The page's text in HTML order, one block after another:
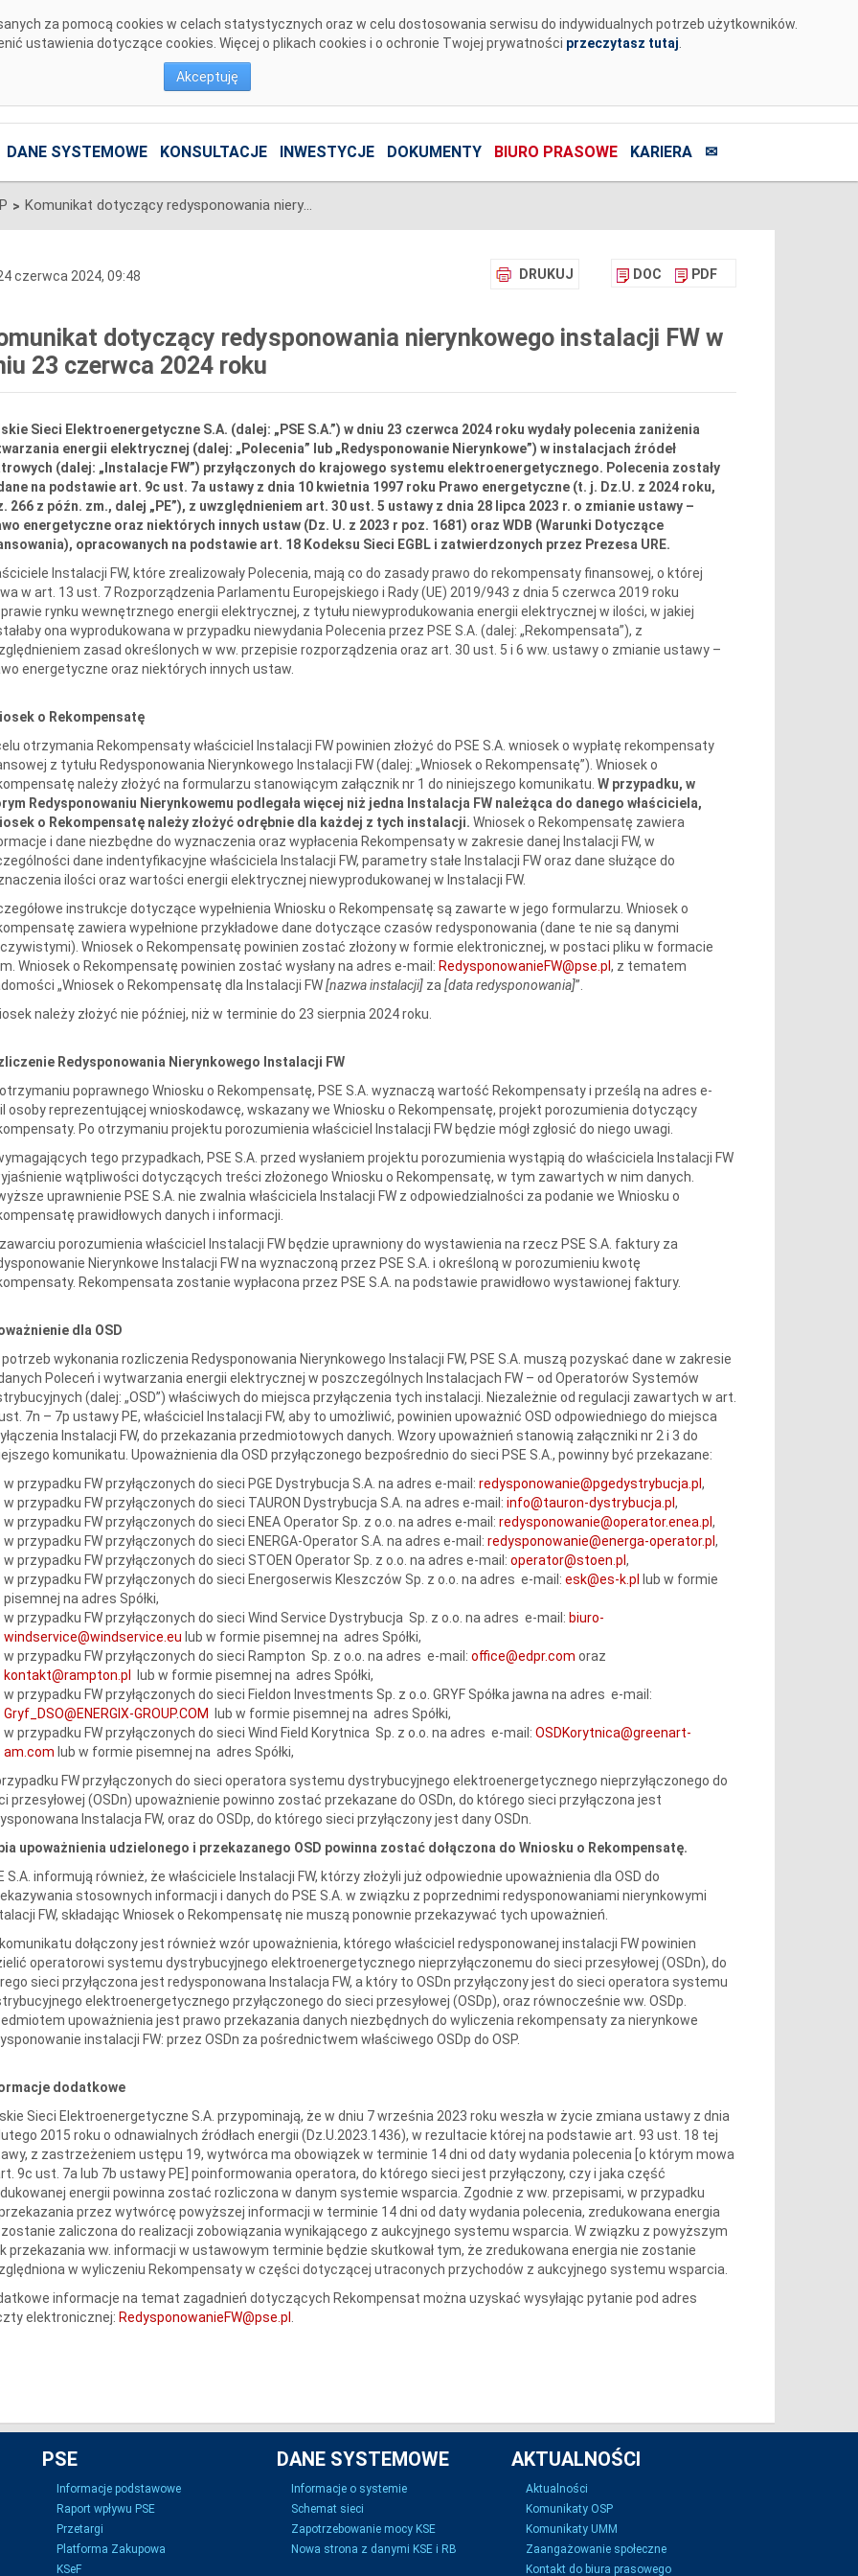
za pomocą cookies w celach statystycznych oraz w celu dostosowania serwisu do indywidualnych potrzeb użytkowników.
ustawienia dotyczące cookies. Więcej o plikach cookies i o ochronie Twojej prywatności przeczytasz tutaj
Akceptuję
DANE SYSTEMOWE KONSULTACJE INWESTYCJE DOKUMENTY BIURO PRASOWE KARIERA ✉
> Komunikat dotyczący redysponowania nierynkowego instalacji FW w dniu 23 czerwca 2024 roku
DRUKUJ DOC PDF
czerwca 2024, 09:48
dotyczący redysponowania nierynkowego instalacji FW w
23 czerwca 2024 roku
Sieci Elektroenergetyczne S.A. (dalej: „PSE S.A.”) w dniu 23 czerwca 2024 roku wydały polecenia zaniżenia
energii elektrycznej (dalej: „Polecenia” lub „Redysponowanie Nierynkowe”) w instalacjach źródeł
(dalej: „Instalacje FW”) przyłączonych do krajowego systemu elektroenergetycznego. Polecenia zostały
na podstawie art. 9c ust. 7a ustawy z dnia 10 kwietnia 1997 roku Prawo energetyczne (t. j. Dz.U. z 2024 roku,
266 z późn. zm., dalej „PE”), z uwzględnieniem art. 30 ust. 5 ustawy z dnia 28 lipca 2023 r. o zmianie ustawy –
energetyczne oraz niektórych innych ustaw (Dz. U. z 2023 r poz. 1681) oraz WDB (Warunki Dotyczące
opracowanych na podstawie art. 18 Kodeksu Sieci EGBL i zatwierdzonych przez Prezesa URE.
Instalacji FW, które zrealizowały Polecenia, mają co do zasady prawo do rekompensaty finansowej, o której
w art. 13 ust. 7 Rozporządzenia Parlamentu Europejskiego i Rady (UE) 2019/943 z dnia 5 czerwca 2019 roku
rynku wewnętrznego energii elektrycznej, z tytułu niewyprodukowania energii elektrycznej w ilości, w jakiej
ona wyprodukowana w przypadku niewydania Polecenia przez PSE S.A. (dalej: „Rekompensata”), z
zasad określonych w ww. przepisie rozporządzenia oraz art. 30 ust. 5 i 6 ww. ustawy o zmianie ustawy –
energetyczne oraz niektórych innych ustaw.
o Rekompensatę
otrzymania Rekompensaty właściciel Instalacji FW powinien złożyć do PSE S.A. wniosek o wypłatę rekompensaty
z tytułu Redysponowania Nierynkowego Instalacji FW (dalej: „Wniosek o Rekompensatę”). Wniosek o
należy złożyć na formularzu stanowiącym załącznik nr 1 do niniejszego komunikatu. W przypadku, w
Redysponowaniu Nierynkowemu podlegała więcej niż jedna Instalacja FW należąca do danego właściciela,
o Rekompensatę należy złożyć odrębnie dla każdej z tych instalacji. Wniosek o Rekompensatę zawiera
i dane niezbędne do wyznaczenia oraz wypłacenia Rekompensaty w zakresie danej Instalacji FW, w
dane indentyfikacyjne właściciela Instalacji FW, parametry stałe Instalacji FW oraz dane służące do
ilości oraz wartości energii elektrycznej niewyprodukowanej w Instalacji FW.
instrukcje dotyczące wypełnienia Wniosku o Rekompensatę są zawarte w jego formularzu. Wniosek o
zawiera wypełnione przykładowe dane dotyczące czasów redysponowania (dane te nie są danymi
Wniosek o Rekompensatę powinien zostać złożony w formie elektronicznej, w postaci pliku w formacie
Wniosek o Rekompensatę powinien zostać wysłany na adres e-mail: RedysponowanieFW@pse.pl , z tematem
„Wniosek o Rekompensatę dla Instalacji FW[nazwa instalacji]za [data redysponowania]”.
należy złożyć nie później, niż w terminie do 23 sierpnia 2024 roku.
Redysponowania Nierynkowego Instalacji FW
poprawnego Wniosku o Rekompensatę, PSE S.A. wyznaczą wartość Rekompensaty i prześlą na adres e-
osoby reprezentującej wnioskodawcę, wskazany we Wniosku o Rekompensatę, projekt porozumienia dotyczący
Po otrzymaniu projektu porozumienia właściciel Instalacji FW będzie mógł zgłosić do niego uwagi.
tego przypadkach, PSE S.A. przed wysłaniem projektu porozumienia wystąpią do właściciela Instalacji FW
wątpliwości dotyczących treści złożonego Wniosku o Rekompensatę, w tym zawartych w nim danych.
uprawnienie PSE S.A. nie zwalnia właściciela Instalacji FW z odpowiedzialności za podanie we Wniosku o
prawidłowych danych i informacji.
porozumienia właściciel Instalacji FW będzie uprawniony do wystawienia na rzecz PSE S.A. faktury za
Nierynkowe Instalacji FW na wyznaczoną przez PSE S.A. i określoną w porozumieniu kwotę
Rekompensata zostanie wypłacona przez PSE S.A. na podstawie prawidłowo wystawionej faktury.
dla OSD
potrzeb wykonania rozliczenia Redysponowania Nierynkowego Instalacji FW, PSE S.A. muszą pozyskać dane w zakresie
Poleceń i wytwarzania energii elektrycznej w poszczególnych Instalacjach FW – od Operatorów Systemów
(dalej: „OSD”) właściwych do miejsca przyłączenia tych instalacji. Niezależnie od regulacji zawartych w art.
7n – 7p ustawy PE, właściciel Instalacji FW, aby to umożliwić, powinien upoważnić OSD odpowiedniego do miejsca
Instalacji FW, do przekazania przedmiotowych danych. Wzory upoważnień stanowią załączniki nr 2 i 3 do
komunikatu. Upoważnienia dla OSD przyłączonego bezpośrednio do sieci PSE S.A., powinny być przekazane:
w przypadku FW przyłączonych do sieci PGE Dystrybucja S.A. na adres e-mail: redysponowanie@pgedystrybucja.pl ,
w przypadku FW przyłączonych do sieci TAURON Dystrybucja S.A. na adres e-mail: info@tauron-dystrybucja.pl ,
w przypadku FW przyłączonych do sieci ENEA Operator Sp. z o.o. na adres e-mail: redysponowanie@operator.enea.pl ,
w przypadku FW przyłączonych do sieci ENERGA-Operator S.A. na adres e-mail: redysponowanie@energa-operator.pl ,
w przypadku FW przyłączonych do sieci STOEN Operator Sp. z o.o. na adres e-mail: operator@stoen.pl ,
w przypadku FW przyłączonych do sieci Energoserwis Kleszczów Sp. z o.o. na adres e-mail: esk@es-k.pl
lub w formie
pisemnej na adres Spółki,
w przypadku FW przyłączonych do sieci Wind Service Dystrybucja Sp. z o.o. na adres e-mail: biuro-
windservice@windservice.eu lub w formie pisemnej na adres Spółki,
w przypadku FW przyłączonych do sieci Rampton Sp. z o.o. na adres e-mail: office@edpr.com oraz
kontakt@rampton.pl
lub w formie pisemnej na adres Spółki,
w przypadku FW przyłączonych do sieci Fieldon Investments Sp. z o.o. GRYF Spółka jawna na adres e-mail:
Gryf_DSO@ENERGIX-GROUP.COM
lub w formie pisemnej na adres Spółki,
w przypadku FW przyłączonych do sieci Wind Field Korytnica Sp. z o.o. na adres e-mail: OSDKorytnica@greenart-
am.com lub w formie pisemnej na adres Spółki,
FW przyłączonych do sieci operatora systemu dystrybucyjnego elektroenergetycznego nieprzyłączonego do
przesyłowej (OSDn) upoważnienie powinno zostać przekazane do OSDn, do którego sieci przyłączona jest
Instalacja FW, oraz do OSDp, do którego sieci przyłączony jest dany OSDn.
upoważnienia udzielonego i przekazanego OSD powinna zostać dołączona do Wniosku o Rekompensatę.
S.A. informują również, że właściciele Instalacji FW, którzy złożyli już odpowiednie upoważnienia dla OSD do
stosownych informacji i danych do PSE S.A. w związku z poprzednimi redysponowaniami nierynkowymi
FW, składając Wniosek o Rekompensatę nie muszą ponownie przekazywać tych upoważnień.
komunikatu dołączony jest również wzór upoważnienia, którego właściciel redysponowanej instalacji FW powinien
operatorowi systemu dystrybucyjnego elektroenergetycznego nieprzyłączonemu do sieci przesyłowej (OSDn), do
sieci przyłączona jest redysponowana Instalacja FW, a który to OSDn przyłączony jest do sieci operatora systemu
elektroenergetycznego przyłączonego do sieci przesyłowej (OSDp), oraz równocześnie ww. OSDp.
upoważnienia jest prawo przekazania danych niezbędnych do wyliczenia rekompensaty za nierynkowe
instalacji FW: przez OSDn za pośrednictwem właściwego OSDp do OSP.
dodatkowe
Sieci Elektroenergetyczne S.A. przypominają, że w dniu 7 września 2023 roku weszła w życie zmiana ustawy z dnia
2015 roku o odnawialnych źródłach energii (Dz.U.2023.1436), w rezultacie której na podstawie art. 93 ust. 18 tej
z zastrzeżeniem ustępu 19, wytwórca ma obowiązek w terminie 14 dni od daty wydania polecenia [o którym mowa
9c ust. 7a lub 7b ustawy PE] poinformowania operatora, do którego sieci jest przyłączony, czy i jaka część
energii powinna zostać rozliczona w danym systemie wsparcia. Zgodnie z ww. przepisami, w przypadku
przez wytwórcę powyższej informacji w terminie 14 dni od daty wydania polecenia, zredukowana energia
zaliczona do realizacji zobowiązania wynikającego z aukcyjnego systemu wsparcia. W związku z powyższym
przekazania ww. informacji w ustawowym terminie będzie skutkował tym, że zredukowana energia nie zostanie
w wyliczeniu Rekompensaty w części dotyczącej utraconych przychodów z aukcyjnego systemu wsparcia.
informacje na temat zagadnień dotyczących Rekompensat można uzyskać wysyłając pytanie pod adres
elektronicznej: RedysponowanieFW@pse.pl
PSE
Informacje podstawowe
Raport wpływu PSE
Przetargi
Platforma Zakupowa
KSeF
DANE SYSTEMOWE
Informacje o systemie
Schemat sieci
Zapotrzebowanie mocy KSE
Nowa strona z danymi KSE i RB
AKTUALNOŚCI
Aktualności
Komunikaty OSP
Komunikaty UMM
Zaangażowanie społeczne
Kontakt do biura prasowego